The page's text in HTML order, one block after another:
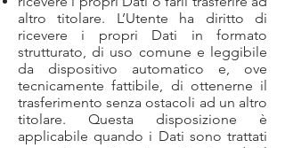
altro titolare. L’Utente ha diritto di
ricevere i propri Dati in formato
strutturato, di uso comune e leggibile
da dispositivo automatico e, ove
tecnicamente fattibile, di ottenerne il
trasferimento senza ostacoli ad un altro
titolare. Questa disposizione è
applicabile quando i Dati sono trattati